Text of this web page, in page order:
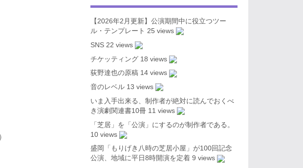
【2026年2月更新】公演期間中に役立つツー
ル・テンプレート 25 views
SNS 22 views
チケッティング 18 views
荻野達也の原稿 14 views
音のレベル 13 views
いま入手出来る、制作者が絶対に読んでおくべ
き演劇関連書10冊 11 views
「芝居」を「公演」にするのが制作者である。
10 views
盛岡「もりげき八時の芝居小屋」が100回記念
公演、地域に平日8時開演を定着 9 views